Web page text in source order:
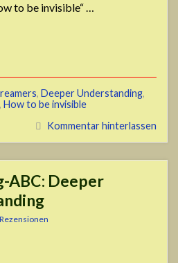
to be invisible“ …
, Deeper Understanding,
, How to be invisible
Kommentar hinterlassen
ABC: Deeper
Rezensionen